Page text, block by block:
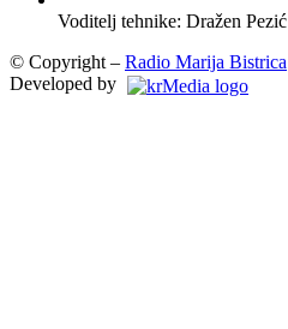
Voditelj tehnike: Dražen Pezić
© Copyright – Radio Marija Bistrica
Developed by